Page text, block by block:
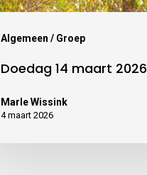
Algemeen / Groep
Doedag 14 maart 2026
Marle Wissink
4 maart 2026